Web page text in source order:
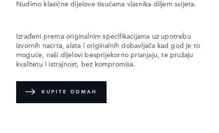
Nudimo klasične dijelove tisućama vlasnika diljem svijeta.
Izrađeni prema originalnim specifikacijama uz upotrebu
izvornih nacrta, alata i originalnih dobavljača kad god je to
moguće, naši dijelovi besprijekorno prianjaju, te pružaju
kvalitetu i istrajnost, bez kompromisa.
KUPITE ODMAH